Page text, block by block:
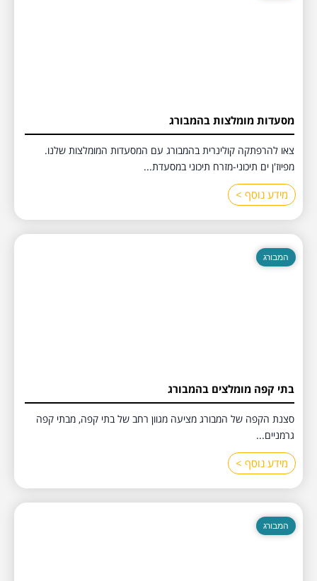
מסעדות מומלצות בהמבורג
צאו להרפתקה קולינרית בהמבורג עם המסעדות המומלצות שלנו.
מפיוז'ן ים תיכוני-מזרח תיכוני במסעדת...
מידע נוסף >
המבורג
בתי קפה מומלצים בהמבורג
סצנת הקפה של המבורג מציעה מגוון רחב של בתי קפה, מבתי קפה
גרמניים...
מידע נוסף >
המבורג